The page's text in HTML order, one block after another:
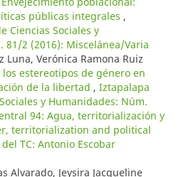
públicas integrales ,
Ciencias Sociales y
81/2 (2016): Miscelánea/Varia
Luna, Verónica Ramona Ruiz
estereotipos de género en
de la libertad , Iztapalapa
y Humanidades: Núm.
94: Agua, territorialización y
territorialization and political
TC: Antonio Escobar
Alvarado, Jeysira Jacqueline